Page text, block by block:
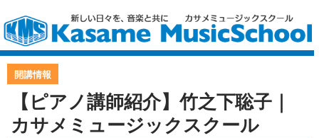
開講情報
【ピアノ講師紹介】竹之下聡子｜
カサメミュージックスクール